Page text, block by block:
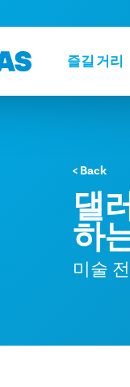
즐길 거리
< Back
댈
하
미술